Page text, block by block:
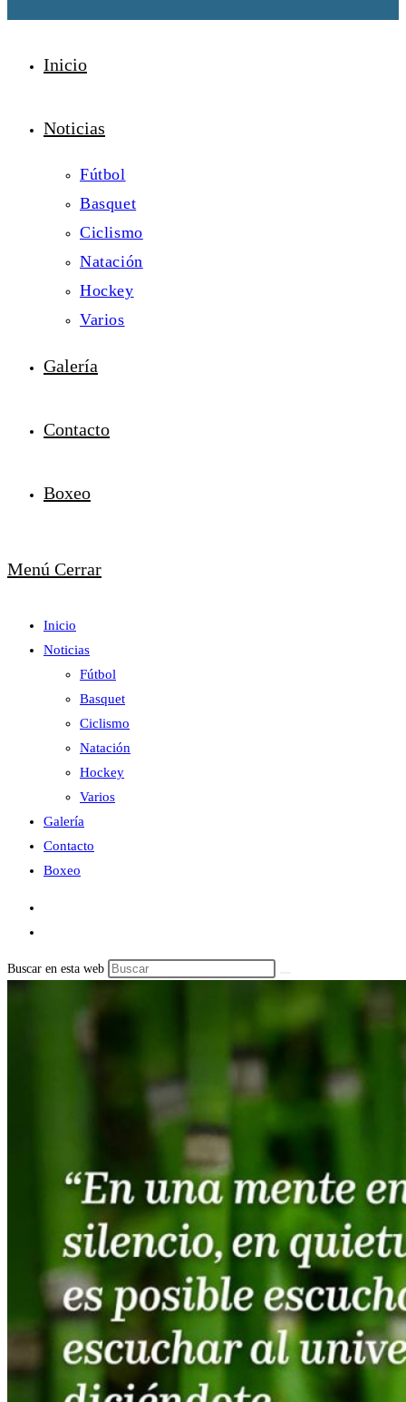
Inicio
Noticias
Fútbol
Basquet
Ciclismo
Natación
Hockey
Varios
Galería
Contacto
Boxeo
Menú Cerrar
Inicio
Noticias
Fútbol
Basquet
Ciclismo
Natación
Hockey
Varios
Galería
Contacto
Boxeo
Buscar en esta web